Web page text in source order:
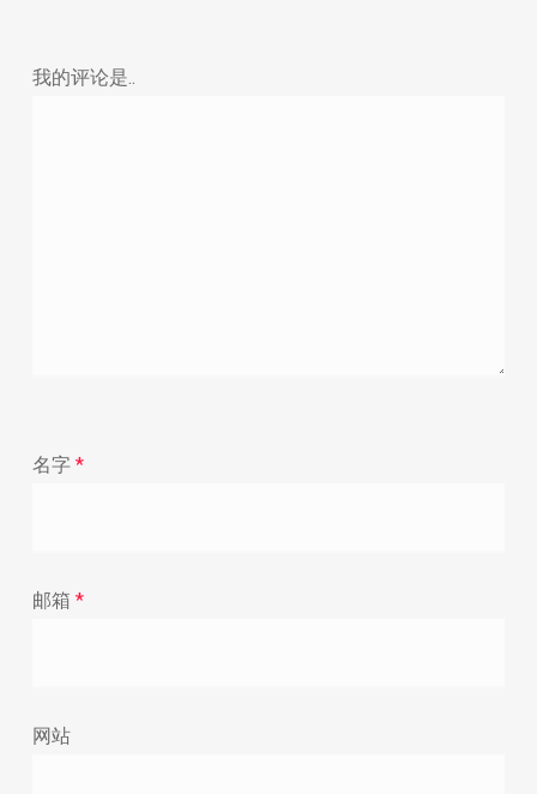
我的评论是..
名字 *
邮箱 *
网站